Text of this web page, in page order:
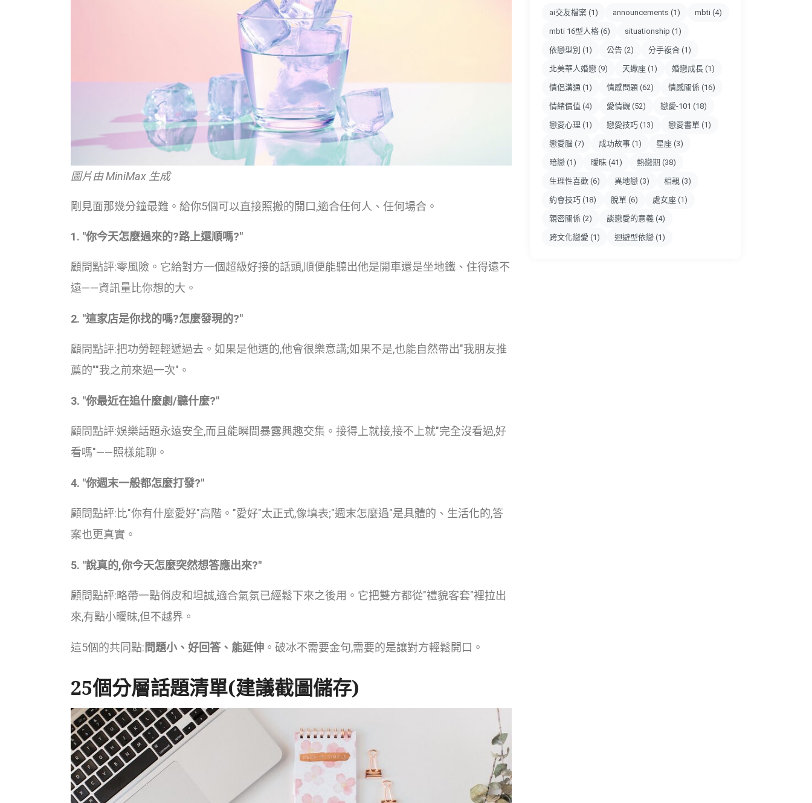
圖片由 MiniMax 生成
剛見面那幾分鐘最難。給你5個可以直接照搬的開口,適合任何人、任何場合。
1. "你今天怎麼過來的?路上還順嗎?"
顧問點評:零風險。它給對方一個超級好接的話頭,順便能聽出他是開車還是坐地鐵、住得遠不
遠——資訊量比你想的大。
2. "這家店是你找的嗎?怎麼發現的?"
顧問點評:把功勞輕輕遞過去。如果是他選的,他會很樂意講;如果不是,也能自然帶出"我朋友推
薦的""我之前來過一次"。
3. "你最近在追什麼劇/聽什麼?"
顧問點評:娛樂話題永遠安全,而且能瞬間暴露興趣交集。接得上就接,接不上就"完全沒看過,好
看嗎"——照樣能聊。
4. "你週末一般都怎麼打發?"
顧問點評:比"你有什麼愛好"高階。"愛好"太正式,像填表;"週末怎麼過"是具體的、生活化的,答
案也更真實。
5. "說真的,你今天怎麼突然想答應出來?"
顧問點評:略帶一點俏皮和坦誠,適合氣氛已經鬆下來之後用。它把雙方都從"禮貌客套"裡拉出
來,有點小曖昧,但不越界。
這5個的共同點:問題小、好回答、能延伸 。破冰不需要金句,需要的是讓對方輕鬆開口。
25個分層話題清單(建議截圖儲存)
ai交友檔案 (1) announcements (1) mbti (4)
mbti 16型人格 (6) situationship (1)
依戀型別 (1) 公告 (2) 分手複合 (1)
北美華人婚戀 (9) 天蠍座 (1) 婚戀成長 (1)
情侶溝通 (1) 情感問題 (62) 情感關係 (16)
情緒價值 (4) 愛情觀 (52) 戀愛-101 (18)
戀愛心理 (1) 戀愛技巧 (13) 戀愛書單 (1)
戀愛腦 (7) 成功故事 (1) 星座 (3)
暗戀 (1) 曖昧 (41) 熱戀期 (38)
生理性喜歡 (6) 異地戀 (3) 相親 (3)
約會技巧 (18) 脫單 (6) 處女座 (1)
親密關係 (2) 談戀愛的意義 (4)
跨文化戀愛 (1) 迴避型依戀 (1)